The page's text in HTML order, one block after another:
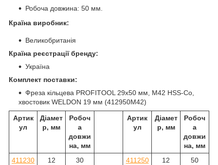
Робоча довжина: 50 мм.
Країна виробник:
Великобританія
Країна реєстрації бренду:
Україна
Комплект поставки:
Фреза кільцева PROFITOOL 29х50 мм, M42 HSS-Co,
хвостовик WELDON 19 мм (412950M42)
Артик
ул
Діамет
р, мм
Робоч
а
довжи
на, мм
Артик
ул
Діамет
р, мм
Робоч
а
довжи
на, мм
411230
12 30
411250
12 50